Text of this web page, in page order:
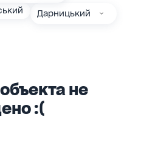
Дарницький
не
:(